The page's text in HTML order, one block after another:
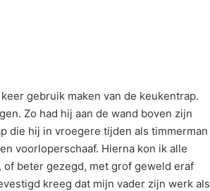
gebruik maken van de keukentrap.
Zo had hij aan de wand boven zijn
die hij in vroegere tijden als timmerman
voorloperschaaf. Hierna kon ik alle
beter gezegd, met grof geweld eraf
kreeg dat mijn vader zijn werk als